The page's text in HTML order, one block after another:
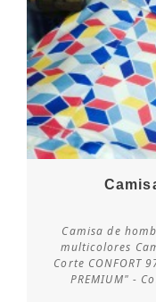
Camisa de
multicolores
Corte CONFORT
PREMIUM" -